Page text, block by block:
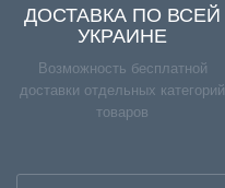
ДОСТАВКА ПО ВСЕЙ
УКРАИНЕ
Возможность бесплатной
доставки отдельных категорий
товаров